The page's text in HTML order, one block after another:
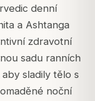
denní
a Ashtanga
zdravotní
sadu ranních
sladily tělo s
noční